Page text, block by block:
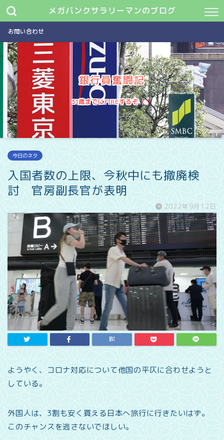
メガバンクサラリーマンのブログ
お問い合わせ
銀行員奮闘記
51歳までにFIREするぞ
今日のネタ
入国者数の上限、今秋中にも撤廃検
討 官房副長官が表明
2022年9月12日
ようやく、コロナ対応について他国の平仄に合わせようと
している。
外国人は、3割も安く買える日本へ旅行に行きたいはず。
このチャンスを逃さないでほしい。